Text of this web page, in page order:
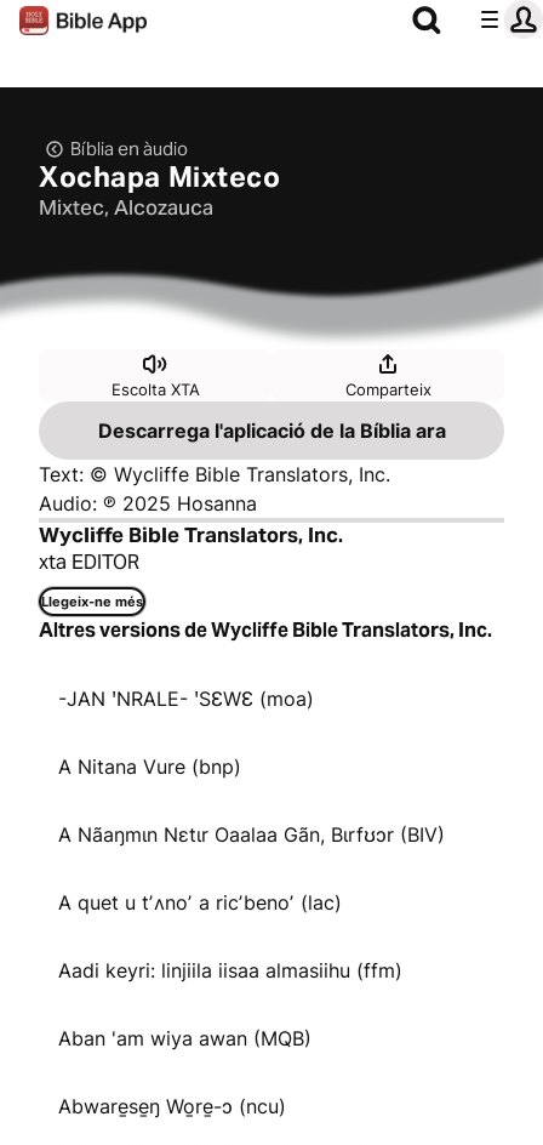
Bíblia en àudio
Xochapa Mixteco
Mixtec, Alcozauca
Escolta XTA Comparteix
Descarrega l'aplicació de la Bíblia ara
Text: © Wycliffe Bible Translators, Inc.
Audio: ℗ 2025 Hosanna
Wycliffe Bible Translators, Inc.
xta EDITOR
Llegeix-ne més
Altres versions de Wycliffe Bible Translators, Inc.
-JAN ꞌNRALE- ꞌSƐWƐ (moa)
A Nitana Vure (bnp)
A Nãaŋmɩn Nɛtɩr Oaalaa Gãn, Bɩrfʊɔr (BIV)
A quet u tʼʌnoʼ a ricʼbenoʼ (lac)
Aadi keyri: linjiila iisaa almasiihu (ffm)
Aban 'am wiya awan (MQB)
Abware̱se̱ŋ Wo̱re̱-ɔ (ncu)